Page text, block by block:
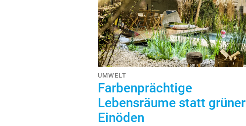
UMWELT
Farbenprächtige
Lebensräume statt grüner
Einöden